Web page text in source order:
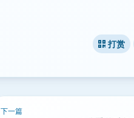
打赏
下一篇